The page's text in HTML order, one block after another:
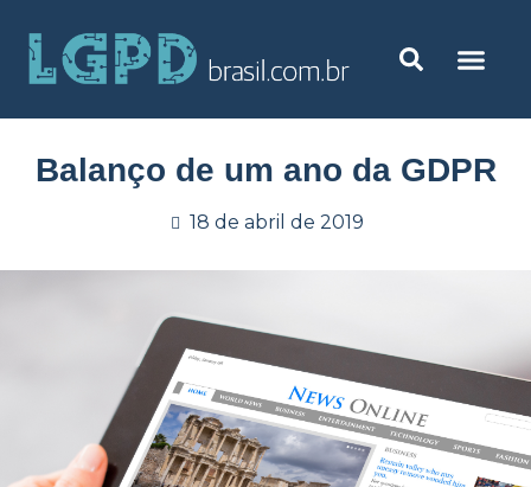
Balanço de um ano da GDPR
18 de abril de 2019